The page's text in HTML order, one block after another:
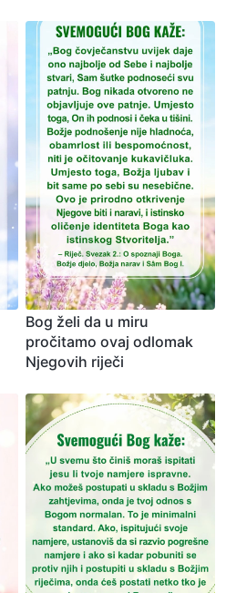
Nastavite čitati i pronađite
odgovor koji će dirnuti
vaše srce…
Bog želi da u miru
pročitamo ovaj odlomak
Njegovih riječi